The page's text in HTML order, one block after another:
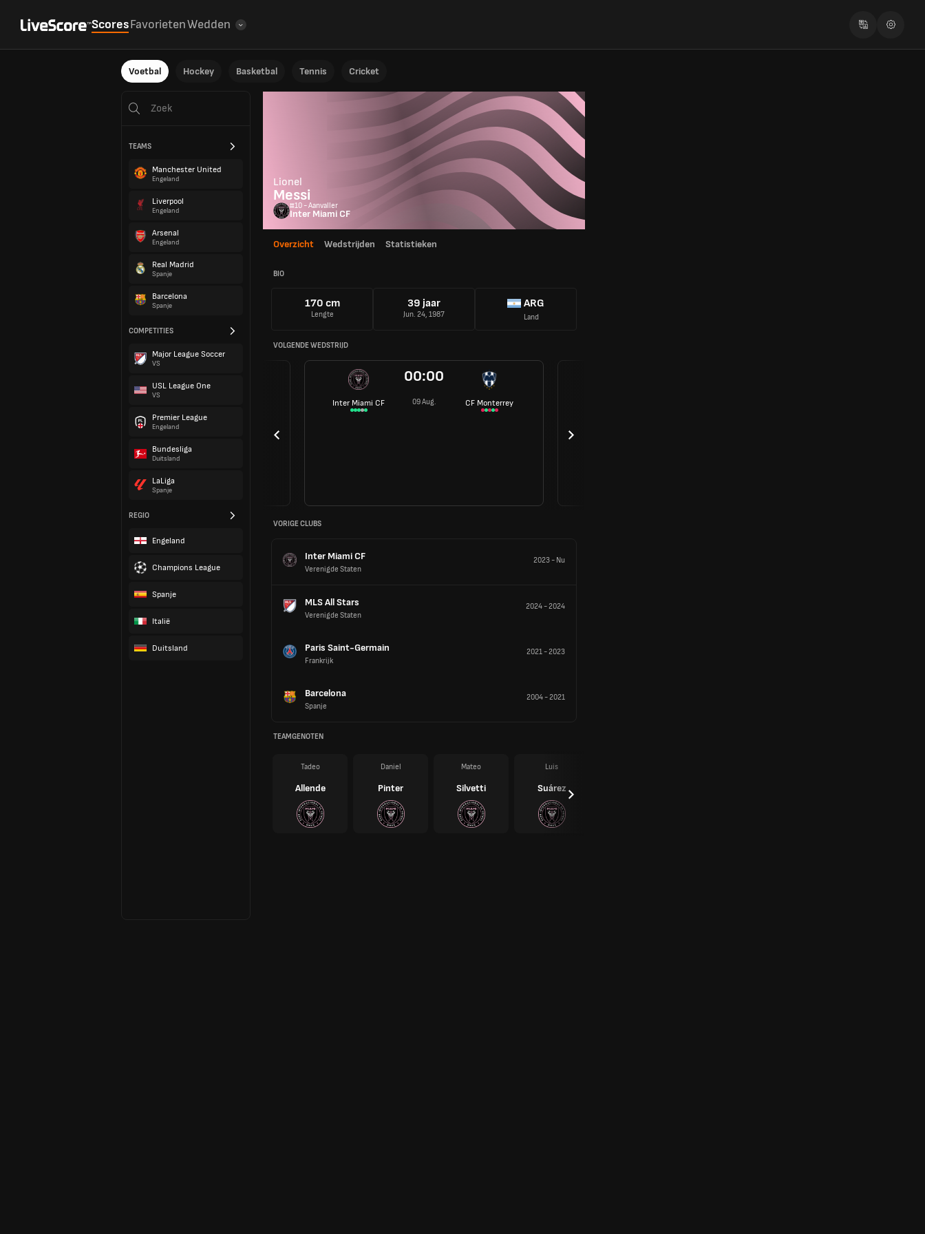
ScoresFavorietenWedden
Voetbal Hockey Basketbal Tennis Cricket
TEAMS
Manchester United
Engeland
Liverpool
Engeland
Arsenal
Engeland
Real Madrid
Spanje
Barcelona
Spanje
COMPETITIES
Major League Soccer
VS
USL League One
VS
Premier League
Engeland
Bundesliga
Duitsland
LaLiga
Spanje
REGIO
Engeland
Champions League
Spanje
Italië
Duitsland
Lionel
Messi
#10 - Aanvaller
Inter Miami CF
Overzicht Wedstrijden Statistieken
BIO
170 cm
Lengte
39 jaar
Jun. 24, 1987
ARG
Land
VOLGENDE WEDSTRIJD
Inter Miami CF
00:00
09 Aug. CF Monterrey
VORIGE CLUBS
Inter Miami CF
Verenigde Staten
2023- Nu
MLS All Stars
Verenigde Staten
2024-2024
Paris Saint-Germain
Frankrijk
2021-2023
Barcelona
Spanje
2004-2021
TEAMGENOTEN
Tadeo
Allende
Daniel
Pinter
Mateo
Silvetti
Luis
Suárez